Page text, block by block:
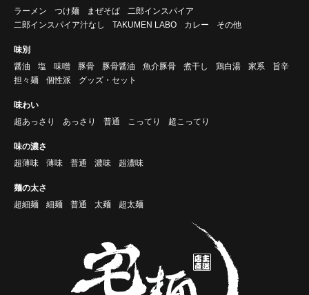
ラーメン
つけ麺 まぜそば
二郎インスパイア
二郎インスパイア汁なし
TAKUMEN LABO カレー その他
味別
醤油
塩 味噌 豚骨 豚骨醤油 魚介豚骨 煮干し 鶏白湯 家系
旨辛
担々麺
個性派 グッズ・セット
味わい
超あっさり
あっさり 普通 こってり 超こってり
味の濃さ
超薄味
薄味 普通 濃味 超濃味
麺の太さ
超細麺
細麺 普通 太麺 超太麺